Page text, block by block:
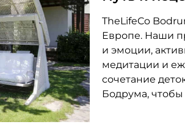
TheLifeCo
Европе. Наши
и эмоции,
медитации и
сочетание
Бодрума,